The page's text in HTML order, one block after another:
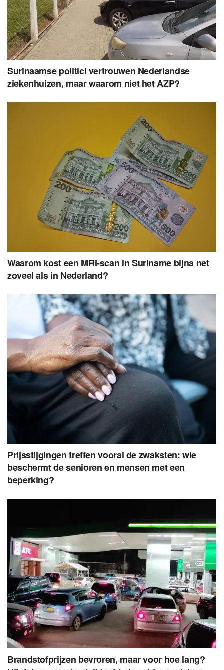
Surinaamse politici vertrouwen Nederlandse
ziekenhuizen, maar waarom niet het AZP?
Waarom kost een MRI-scan in Suriname bijna net
zoveel als in Nederland?
Prijsstijgingen treffen vooral de zwaksten: wie
beschermt de senioren en mensen met een
beperking?
Brandstofprijzen bevroren, maar voor hoe lang?